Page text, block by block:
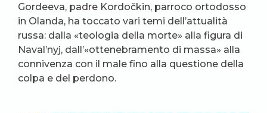
Gordeeva, padre Kordočkin, parroco ortodosso
in Olanda, ha toccato vari temi dell’attualità
russa: dalla «teologia della morte» alla figura di
Naval’nyj, dall’«ottenebramento di massa» alla
connivenza con il male fino alla questione della
colpa e del perdono.